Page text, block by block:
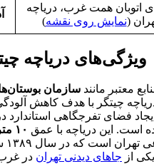
اتوبان همت غرب، دریاچه
(نمایش روی نقشه)
ویژگی‌های دریاچه
معتبر مانند سازمان
چیتگر با هدف کاهش
فضای تفرجگاهی استاندارد
است. این دریاچه با عمق ۱۰ متر
از جاهای دیدنی تهران